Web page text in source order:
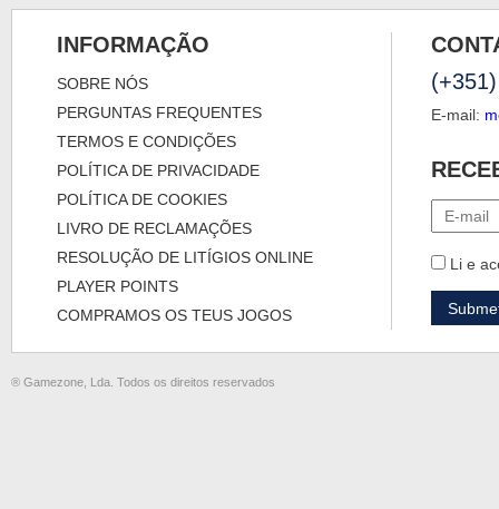
INFORMAÇÃO
SOBRE NÓS
PERGUNTAS FREQUENTES
TERMOS E CONDIÇÕES
POLÍTICA DE PRIVACIDADE
POLÍTICA DE COOKIES
LIVRO DE RECLAMAÇÕES
RESOLUÇÃO DE LITÍGIOS ONLINE
PLAYER POINTS
COMPRAMOS OS TEUS JOGOS
E-mail:
Li e
® Gamezone, Lda. Todos os direitos reservados